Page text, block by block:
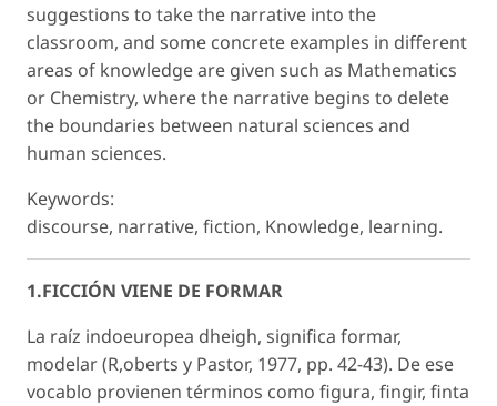
suggestions to take the narrative into the
classroom, and some concrete examples in different
areas of knowledge are given such as Mathematics
or Chemistry, where the narrative begins to delete
the boundaries between natural sciences and
human sciences.
Keywords:
discourse, narrative, fiction, Knowledge, learning.
1.FICCIÓN VIENE DE FORMAR
La raíz indoeuropea dheigh, significa formar,
modelar (R,oberts y Pastor, 1977, pp. 42-43). De ese
vocablo provienen términos como figura, fingir, finta